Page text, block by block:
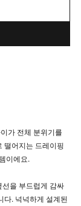
가 전체 분위기를
떨어지는 드레이핑
이에요.
을 부드럽게 감싸
다. 넉넉하게 설계된